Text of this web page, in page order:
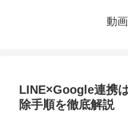
動
LINE×Google連携
除手順を徹底解説